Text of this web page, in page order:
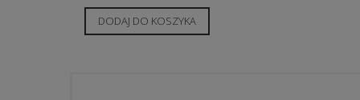
DODAJ DO KOSZYKA